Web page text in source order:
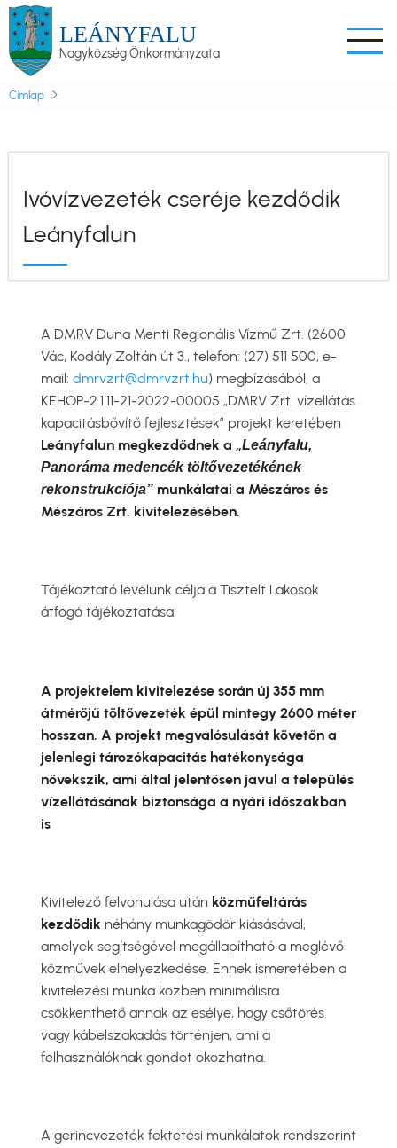
Ugrás
tartalomra
LEÁNYFALU
Nagyközség Önkormányzata
Címlap
Ivóvízvezeték cseréje kezdődik
Leányfalun
A DMRV Duna Menti Regionális Vízmű Zrt. (2600
Vác, Kodály Zoltán út 3., telefon: (27) 511 500, e-
mail: dmrvzrt@dmrvzrt.hu) megbízásából, a
KEHOP-2.1.11-21-2022-00005 „DMRV Zrt. vízellátás
kapacitásbővítő fejlesztések” projekt keretében
Leányfalun megkezdődnek a „Leányfalu,
Panoráma medencék töltővezetékének
rekonstrukciója” munkálatai a Mészáros és
Mészáros Zrt. kivitelezésében.
Tájékoztató levelünk célja a Tisztelt Lakosok
átfogó tájékoztatása.
A projektelem kivitelezése során új 355 mm
átmérőjű töltővezeték épül mintegy 2600 méter
hosszan. A projekt megvalósulását követőn a
jelenlegi tározókapacitás hatékonysága
növekszik, ami által jelentősen javul a település
vízellátásának biztonsága a nyári időszakban
is
Kivitelező felvonulása után közműfeltárás
kezdődik néhány munkagödör kiásásával,
amelyek segítségével megállapítható a meglévő
közművek elhelyezkedése. Ennek ismeretében a
kivitelezési munka közben minimálisra
csökkenthető annak az esélye, hogy csőtörés
vagy kábelszakadás történjen, ami a
felhasználóknak gondot okozhatna.
A gerincvezeték fektetési munkálatok rendszerint